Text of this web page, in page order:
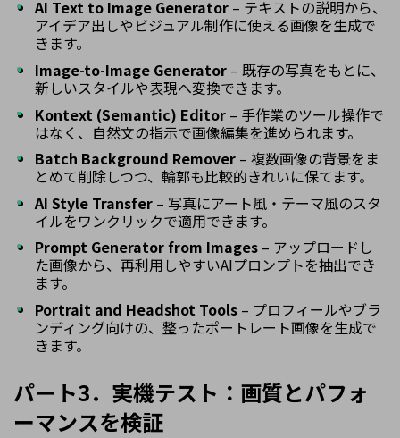
AI Text to Image Generator – テキストの説明から、
アイデア出しやビジュアル制作に使える画像を生成で
きます。
Image-to-Image Generator – 既存の写真をもとに、
新しいスタイルや表現へ変換できます。
Kontext (Semantic) Editor – 手作業のツール操作で
はなく、自然文の指示で画像編集を進められます。
Batch Background Remover – 複数画像の背景をま
とめて削除しつつ、輪郭も比較的きれいに保てます。
AI Style Transfer – 写真にアート風・テーマ風のスタ
イルをワンクリックで適用できます。
Prompt Generator from Images – アップロードし
た画像から、再利用しやすいAIプロンプトを抽出でき
ます。
Portrait and Headshot Tools – プロフィールやブラ
ンディング向けの、整ったポートレート画像を生成で
きます。
パート3．実機テスト：画質とパフォ
ーマンスを検証